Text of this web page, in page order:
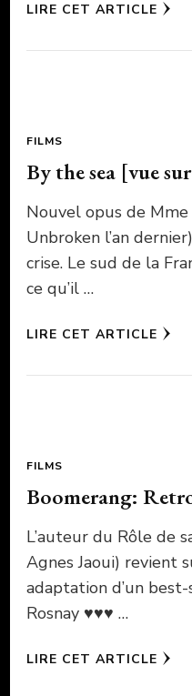
LIRE CET ARTICLE
FILMS
By the sea [vue
Nouvel opus de
Unbroken l’an
crise. Le sud de la
ce qu’il …
LIRE CET ARTICLE
FILMS
Boomerang:
L’auteur du Rôle de
Agnes Jaoui) revient
adaptation d’un
Rosnay ♥♥♥ …
LIRE CET ARTICLE